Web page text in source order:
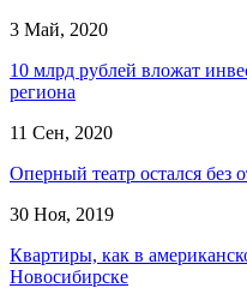
3 Май, 2020
10 млрд рублей вложат
региона
11 Сен, 2020
Оперный театр остался без
30 Ноя, 2019
Квартиры, как в
Новосибирске